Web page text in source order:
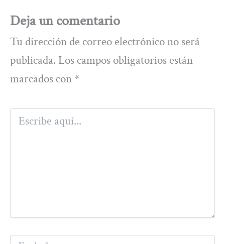
Deja un comentario
Tu dirección de correo electrónico no será
publicada. Los campos obligatorios están
marcados con *
Escribe
aquí...
Nombre*